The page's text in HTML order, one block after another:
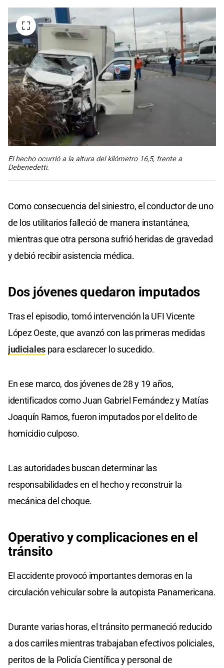
El hecho ocurrió a la altura del kilómetro 16,5, frente a
Debenedetti.
Como consecuencia del siniestro, el conductor de uno
de los utilitarios falleció de manera instantánea,
mientras que otra persona sufrió heridas de gravedad
y debió recibir asistencia médica.
Dos jóvenesquedaron imputados
Tras el episodio, tomó intervención la UFI Vicente
López Oeste, que avanzó con las primeras medidas
judiciales para esclarecer lo sucedido.
En ese marco, dos jóvenes de 28 y 19 años,
identificados como Juan Gabriel Fernández y Matías
Joaquín Ramos, fueron imputados por el delito de
homicidio culposo.
Las autoridades buscan determinar las
responsabilidades en el hecho y reconstruir la
mecánica del choque.
Operativo ycomplicaciones en el
tránsito
El accidente provocó importantes demoras en la
circulación vehicular sobre la autopista Panamericana.
Durante varias horas, el tránsito permaneció reducido
a dos carriles mientras trabajaban efectivos policiales,
peritos de la Policía Científica y personal de